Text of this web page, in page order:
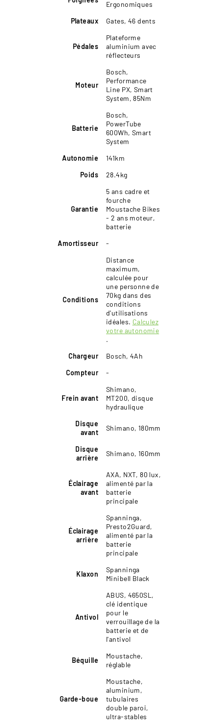
Ergonomiques
Plateaux
Gates, 46 dents
Pédales
Plateforme
aluminium avec
réflecteurs
Moteur
Bosch,
Performance
Line PX, Smart
System, 85Nm
Batterie
Bosch,
PowerTube
600Wh, Smart
System
Autonomie
141km
Poids
28.4kg
Garantie
5 ans cadre et
fourche
Moustache Bikes
- 2 ans moteur,
batterie
Amortisseur
-
Conditions
Distance
maximum,
calculée pour
une personne de
70kg dans des
conditions
d'utilisations
idéales. Calculez
votre autonomie
.
Chargeur
Bosch, 4Ah
Compteur
-
Frein avant
Shimano,
MT200, disque
hydraulique
Disque
avant
Shimano, 180mm
Disque
arrière
Shimano, 160mm
Éclairage
avant
AXA, NXT, 80 lux,
alimenté par la
batterie
principale
Éclairage
arrière
Spanninga,
Presto2Guard,
alimenté par la
batterie
principale
Klaxon
Spanninga
Minibell Black
Antivol
ABUS, 4650SL,
clé identique
pour le
verrouillage de la
batterie et de
l'antivol
Béquille
Moustache,
réglable
Garde-boue
Moustache,
aluminium,
tubulaires
double paroi,
ultra-stables